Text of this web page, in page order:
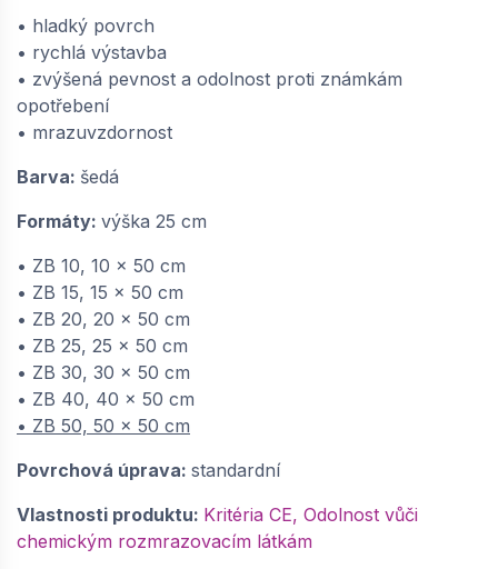
−
SEMMELROCK ZTRACENÉ BEDNĚNÍ / zdicí
systém 50x20x25 cm - ZB 20 - šedá |
65,
−
SEMMELROCK ZTRACENÉ BEDNĚNÍ / zdicí
systém 50x25x25 cm - ZB 25 - šedá |
dodání do cca 6 týdnů
• hladký povrch
• rychlá výstavba
• zvýšená pevnost a odolnost proti známkám
opotřebení
• mrazuvzdornost
Barva: šedá
Formáty: výška 25 cm
• ZB 10, 10 x 50 cm
• ZB 15, 15 x 50 cm
• ZB 20, 20 x 50 cm
• ZB 25, 25 x 50 cm
• ZB 30, 30 x 50 cm
• ZB 40, 40 x 50 cm
• ZB 50, 50 x 50 cm
Povrchová úprava: standardní
Vlastnosti produktu: Kritéria CE, Odolnost vůči
chemickým rozmrazovacím látkám